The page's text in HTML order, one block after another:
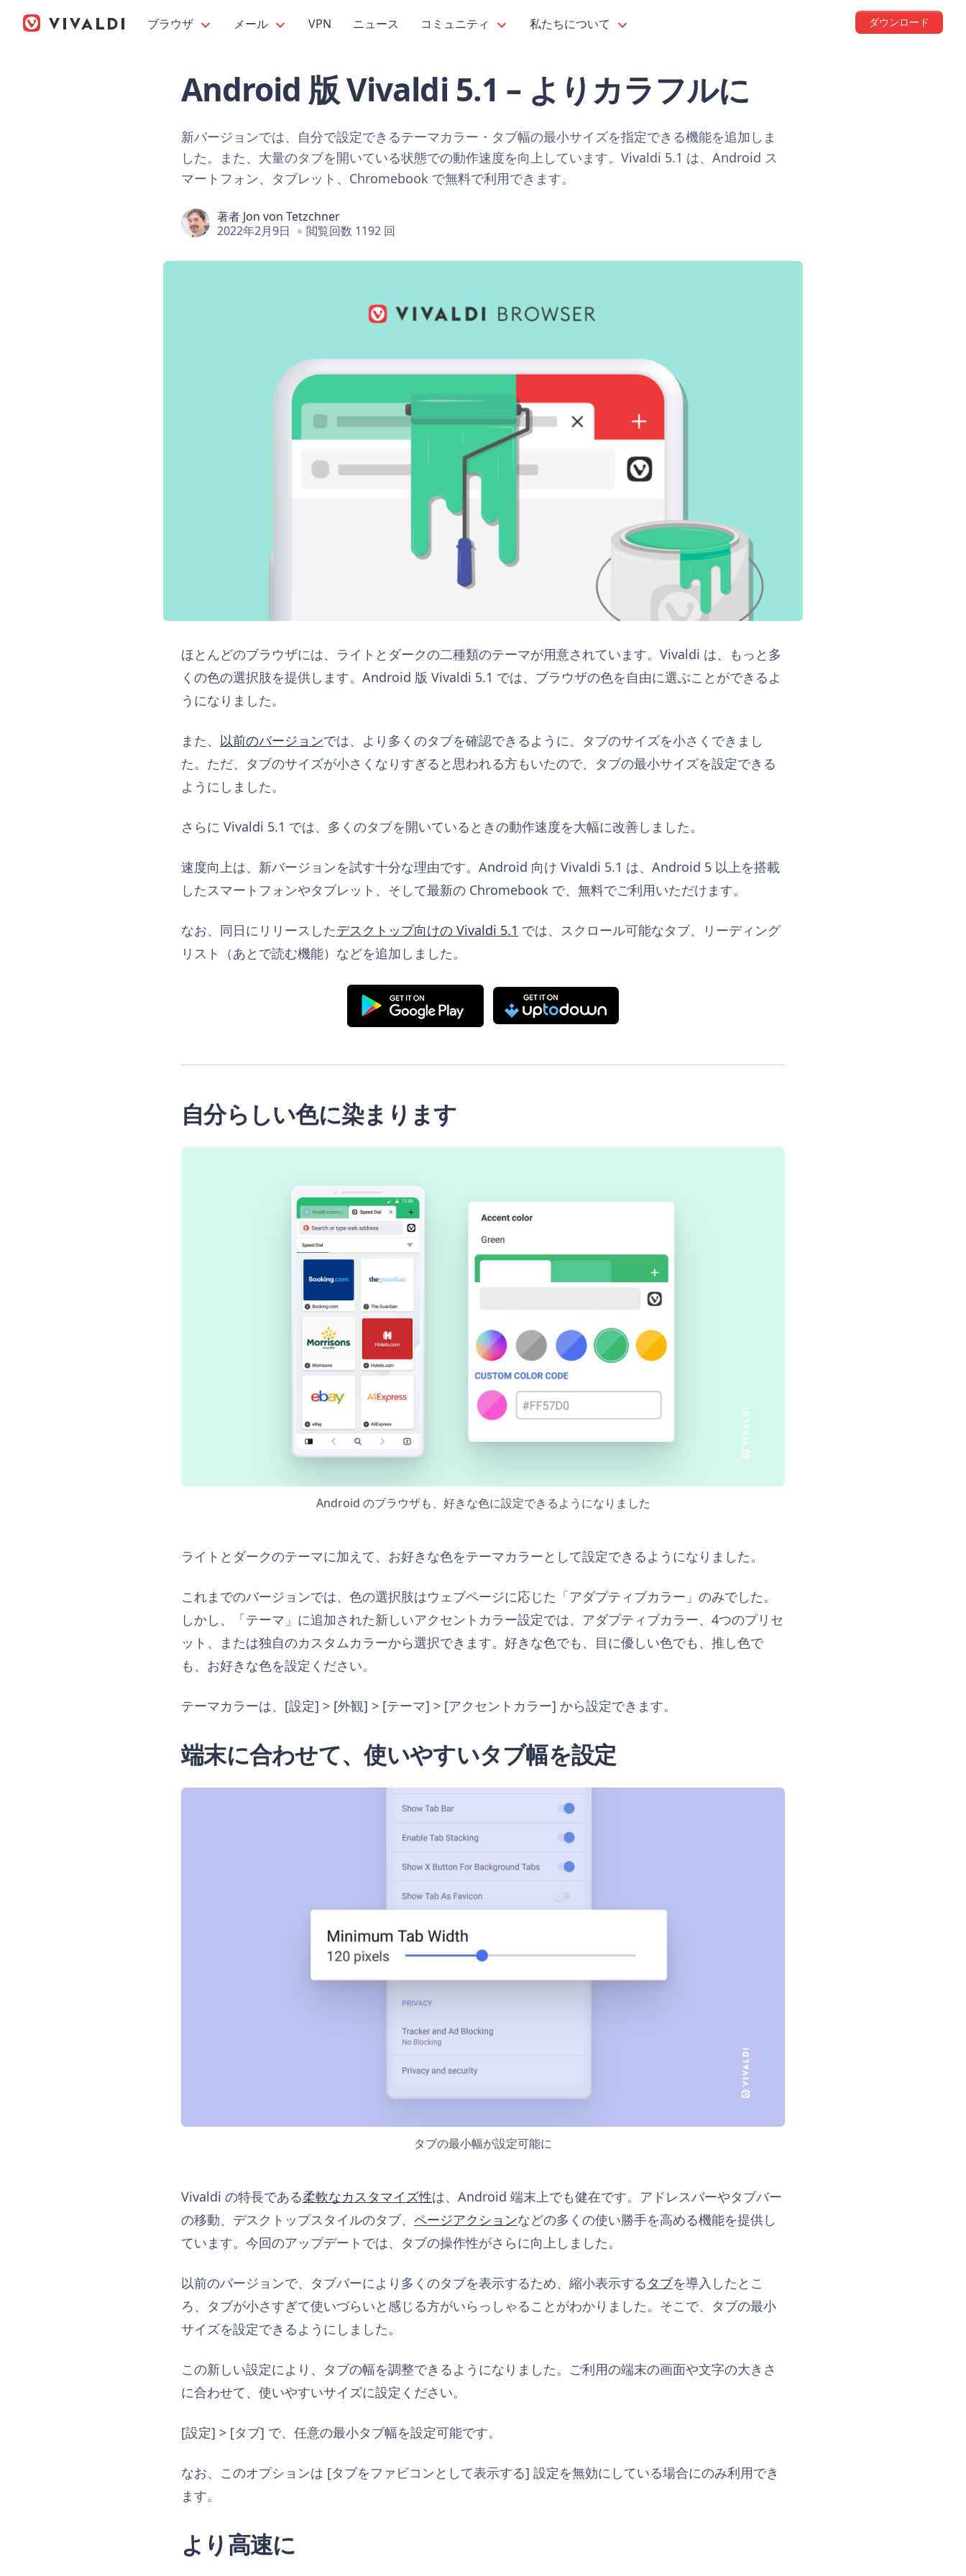
ブラウザ メール VPN ニュース コミュニティ 私たちについて ダウンロード
Android 版 Vivaldi 5.1 – よりカラフルに
新バージョンでは、自分で設定できるテーマカラー・タブ幅の最小サイズを指定できる機能を追加しま
した。また、大量のタブを開いている状態での動作速度を向上しています。Vivaldi 5.1 は、Android ス
マートフォン、タブレット、Chromebook で無料で利用できます。
著者 Jon von Tetzchner
2022年2月9日
閲覧回数 1192 回
ほとんどのブラウザには、ライトとダークの二種類のテーマが用意されています。Vivaldi は、もっと多
くの色の選択肢を提供します。Android 版 Vivaldi 5.1 では、ブラウザの色を自由に選ぶことができるよ
うになりました。
また、 以前のバージョンでは、より多くのタブを確認できるように、タブのサイズを小さくできまし
た。ただ、タブのサイズが小さくなりすぎると思われる方もいたので、タブの最小サイズを設定できる
ようにしました。
さらに Vivaldi 5.1 では、多くのタブを開いているときの動作速度を大幅に改善しました。
速度向上は、新バージョンを試す十分な理由です。Android 向け Vivaldi 5.1 は、Android 5 以上を搭載
したスマートフォンやタブレット、そして最新の Chromebook で、無料でご利用いただけます。
なお、同日にリリースしたデスクトップ向けの Vivaldi 5.1 では、スクロール可能なタブ、リーディング
リスト（あとで読む機能）などを追加しました。
自分らしい色に染まります
Android のブラウザも、好きな色に設定できるようになりました
ライトとダークのテーマに加えて、お好きな色をテーマカラーとして設定できるようになりました。
これまでのバージョンでは、色の選択肢はウェブページに応じた「アダプティブカラー」のみでした。
しかし、「テーマ」に追加された新しいアクセントカラー設定では、アダプティブカラー、4つのプリセ
ット、または独自のカスタムカラーから選択できます。好きな色でも、目に優しい色でも、推し色で
も、お好きな色を設定ください。
テーマカラーは、[設定] > [外観] > [テーマ] > [アクセントカラー] から設定できます。
端末に合わせて、使いやすいタブ幅を設定
タブの最小幅が設定可能に
Vivaldi の特長である柔軟なカスタマイズ性は、Android 端末上でも健在です。アドレスバーやタブバー
の移動、デスクトップスタイルのタブ、 ページアクションなどの多くの使い勝手を高める機能を提供し
ています。今回のアップデートでは、タブの操作性がさらに向上しました。
以前のバージョンで、タブバーにより多くのタブを表示するため、縮小表示するタブを導入したとこ
ろ、タブが小さすぎて使いづらいと感じる方がいらっしゃることがわかりました。そこで、タブの最小
サイズを設定できるようにしました。
この新しい設定により、タブの幅を調整できるようになりました。ご利用の端末の画面や文字の大きさ
に合わせて、使いやすいサイズに設定ください。
[設定] > [タブ] で、任意の最小タブ幅を設定可能です。
なお、このオプションは [タブをファビコンとして表示する] 設定を無効にしている場合にのみ利用でき
ます。
より高速に